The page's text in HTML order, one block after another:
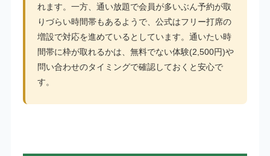
れます。一方、通い放題で会員が多いぶん予約が取
りづらい時間帯もあるようで、公式はフリー打席の
増設で対応を進めているとしています。通いたい時
間帯に枠が取れるかは、無料でない体験(2,500円)や
問い合わせのタイミングで確認しておくと安心で
す。